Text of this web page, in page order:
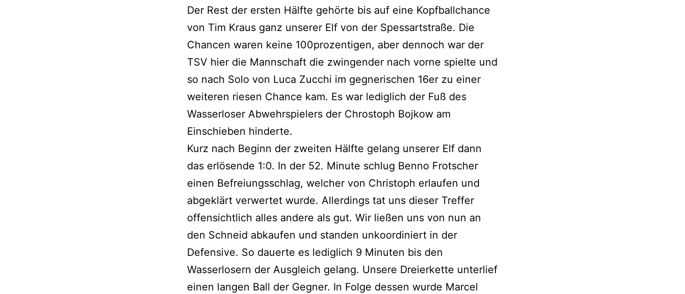
Der Rest der ersten Hälfte gehörte bis auf eine Kopfballchance
von Tim Kraus ganz unserer Elf von der Spessartstraße. Die
Chancen waren keine 100prozentigen, aber dennoch war der
TSV hier die Mannschaft die zwingender nach vorne spielte und
so nach Solo von Luca Zucchi im gegnerischen 16er zu einer
weiteren riesen Chance kam. Es war lediglich der Fuß des
Wasserloser Abwehrspielers der Chrostoph Bojkow am
Einschieben hinderte.
Kurz nach Beginn der zweiten Hälfte gelang unserer Elf dann
das erlösende 1:0. In der 52. Minute schlug Benno Frotscher
einen Befreiungsschlag, welcher von Christoph erlaufen und
abgeklärt verwertet wurde. Allerdings tat uns dieser Treffer
offensichtlich alles andere als gut. Wir ließen uns von nun an
den Schneid abkaufen und standen unkoordiniert in der
Defensive. So dauerte es lediglich 9 Minuten bis den
Wasserlosern der Ausgleich gelang. Unsere Dreierkette unterlief
einen langen Ball der Gegner. In Folge dessen wurde Marcel